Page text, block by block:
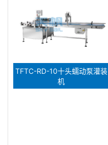
TFTC-RD-10十头蠕动泵灌装
机